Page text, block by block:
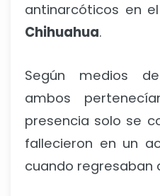
antinarcóticos en
Chihuahua.
Según medios
ambos
presencia solo se
fallecieron en un
cuando regresaban